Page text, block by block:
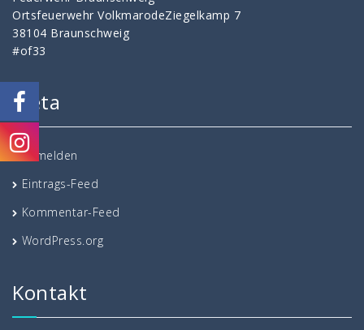
Ortsfeuerwehr VolkmarodeZiegelkamp 7
38104 Braunschweig
#of33
Meta
Anmelden
Eintrags-Feed
Kommentar-Feed
WordPress.org
Kontakt